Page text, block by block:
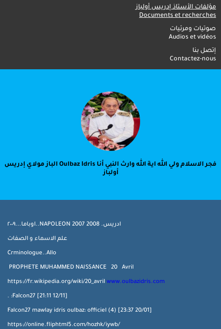
مؤلفات الأستاذ إدريس أولباز
Documents et recherches
صوتيات ومرئيات
Audios et vidéos
إتصل بنا
Contactez-nous
فجر الاسلام ولي الله اية الله وارث النبي أنا Oulbaz Idris الباز مولاي إدريس
أولباز
ادريس. NAPOLEON 2007 2008..اوباما...٢٠٠٩
علم الاسماء و الصفات
Crminologue..Allo
https://fr.wikipedia.org/wiki/20_avril www.oulbazidris.com
[12/11 21:11] Falcon27: .
[20/01 23:37] Falcon27 mawlay idris oulbaz: officiel (4)
https://online.fliphtml5.com/hozhk/iywb/